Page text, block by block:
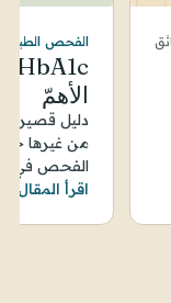
الفحص الطبي
الأهمّ
دليل قصير
من غيرها
الفحص في BestDOC.
اقرأ المقال ←